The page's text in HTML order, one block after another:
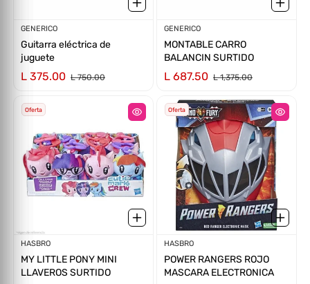
Proveedor:
GENERICO
Guitarra eléctrica de
juguete
L 375.00 L 750.00
Proveedor:
GENERICO
MONTABLE CARRO
BALANCIN SURTIDO
L 687.50 L 1,375.00
Oferta
Proveedor:
HASBRO
MY LITTLE PONY MINI
LLAVEROS SURTIDO
Oferta
Proveedor:
HASBRO
POWER RANGERS ROJO
MASCARA ELECTRONICA